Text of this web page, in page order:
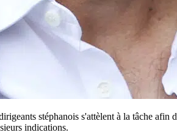
stéphanois s'attèlent à la tâche
indications.